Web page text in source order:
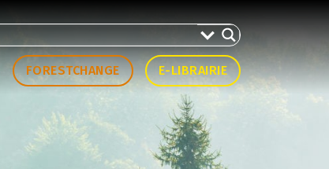
FORESTCHANGE E-LIBRAIRIE